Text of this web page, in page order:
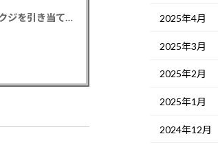
カープドラ1平川蓮！187cmのスイッチヒッター！立石正広を外し2度目の重複も新井監督がクジを引き当てる！【ドラフト会議2025】
2025年4月
2025年3月
2025年2月
2025年1月
2024年12月